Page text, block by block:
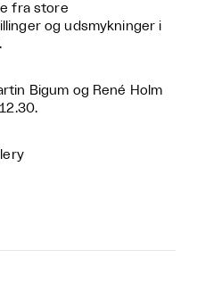
fra store
og udsmykninger i
Bigum og René Holm